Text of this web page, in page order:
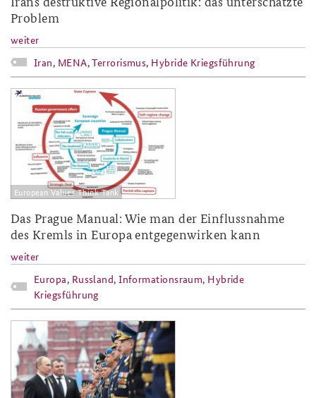
Problem
weiter
Iran, MENA,Terrorismus, Hybride Kriegsführung
2018-22.jpg
European Values Think Tank
Das Prague Manual: Wie man der Einflussnahme
des Kremls in Europa entgegenwirken kann
weiter
Europa, Russland,Informationsraum, Hybride
Kriegsführung
2017-27.jpg